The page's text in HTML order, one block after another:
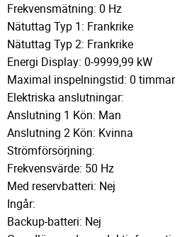
Frekvensmätning: 0 Hz
Nätuttag Typ 1: Frankrike
Nätuttag Typ 2: Frankrike
Energi Display: 0-9999,99 kW
Maximal inspelningstid: 0 timmar
Elektriska anslutningar:
Anslutning 1 Kön: Man
Anslutning 2 Kön: Kvinna
Strömförsörjning:
Frekvensvärde: 50 Hz
Med reservbatteri: Nej
Ingår:
Backup-batteri: Nej